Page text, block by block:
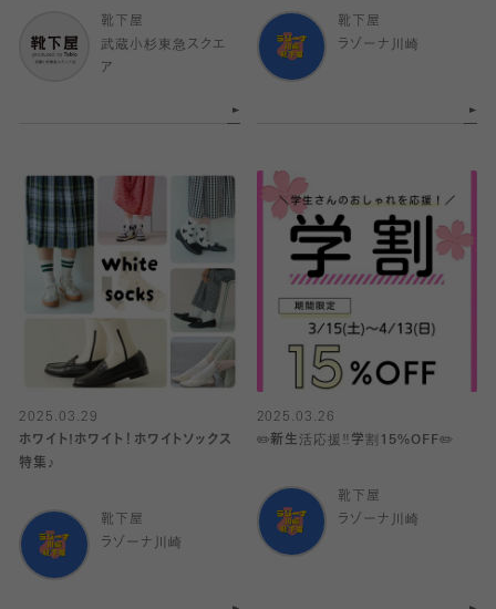
靴下屋
武蔵小杉東急スクエ
ア
靴下屋
ラゾーナ川崎
2025.03.29
ホワイト!ホワイト！ホワイトソックス
特集♪
靴下屋
ラゾーナ川崎
2025.03.26
✏️新生活応援‼️学割15%OFF✏️
靴下屋
ラゾーナ川崎